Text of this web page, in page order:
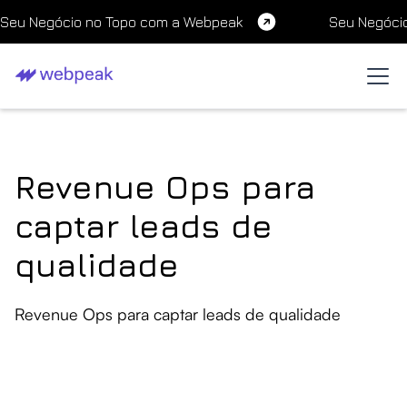
Seu Negócio no Topo com a Webpeak Seu
Revenue Ops para
captar leads de
qualidade
Revenue Ops para captar leads de qualidade